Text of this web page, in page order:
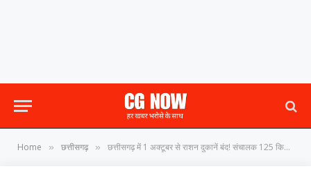
Home » छत्तीसगढ़ » छत्तीसगढ़ में 1 अक्टूबर से राशन दुकानें बंद! संचालक 125 किमी पदयात्रा कर सीएम हाउस तक पहुंचेंगे